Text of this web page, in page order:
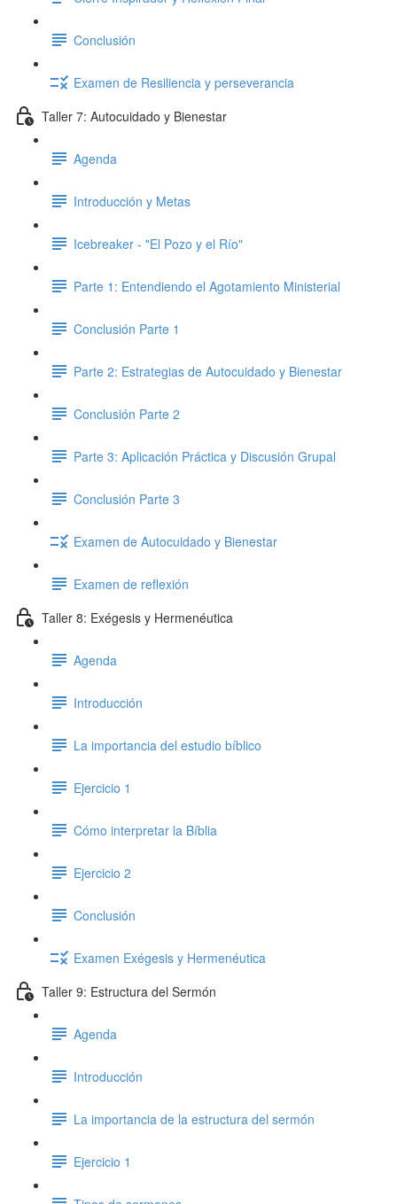
Conclusión
Examen de Resiliencia y perseverancia
Taller 7: Autocuidado y Bienestar
Agenda
Introducción y Metas
Icebreaker - "El Pozo y el Río"
Parte 1: Entendiendo el Agotamiento Ministerial
Conclusión Parte 1
Parte 2: Estrategias de Autocuidado y Bienestar
Conclusión Parte 2
Parte 3: Aplicación Práctica y Discusión Grupal
Conclusión Parte 3
Examen de Autocuidado y Bienestar
Examen de reflexión
Taller 8: Exégesis y Hermenéutica
Agenda
Introducción
La importancia del estudio bíblico
Ejercicio 1
Cómo interpretar la Bíblia
Ejercicio 2
Conclusión
Examen Exégesis y Hermenéutica
Taller 9: Estructura del Sermón
Agenda
Introducción
La importancia de la estructura del sermón
Ejercicio 1